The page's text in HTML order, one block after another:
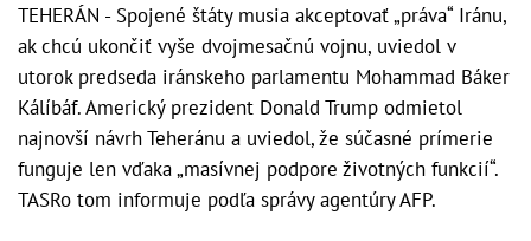
TEHERÁN - Spojené štáty musia akceptovať „práva“ Iránu,
ak chcú ukončiť vyše dvojmesačnú vojnu, uviedol v
utorok predseda iránskeho parlamentu Mohammad Báker
Kálíbáf. Americký prezident Donald Trump odmietol
najnovší návrh Teheránu a uviedol, že súčasné prímerie
funguje len vďaka „masívnej podpore životných funkcií“.
TASRo tom informuje podľa správy agentúry AFP.